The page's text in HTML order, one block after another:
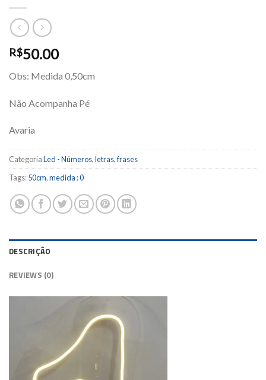
R$50.00
Obs: Medida 0,50cm
Não Acompanha Pé
Avaria
CategoriaLed - Números, letras, frases
Tags:50cm,medida : 0
DESCRIÇÃO
REVIEWS (0)